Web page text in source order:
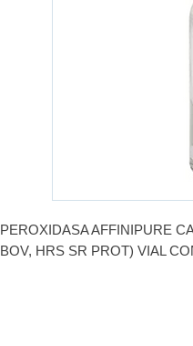
PEROXIDASA AFFINIPURE
BOV, HRS SR PROT) VIAL